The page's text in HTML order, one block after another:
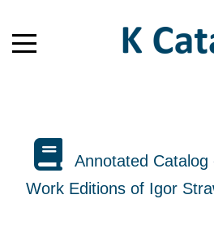
Annotated Catalog
Work Editions of Igor